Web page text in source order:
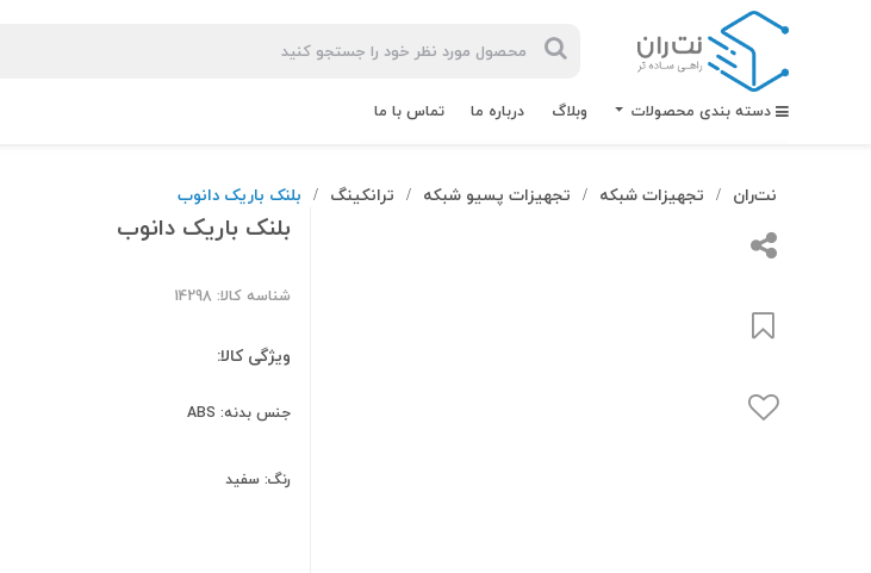
دسته بندی محصولات وبلاگ درباره ما تماس با ما
نت‌ران / تجهیزات شبکه / تجهیزات پسیو شبکه / ترانکینگ / بلنک باریک دانوب
بلنک باریک دانوب
شناسه کالا: 14298
ویژگی کالا:
جنس بدنه: ABS
رنگ: سفید